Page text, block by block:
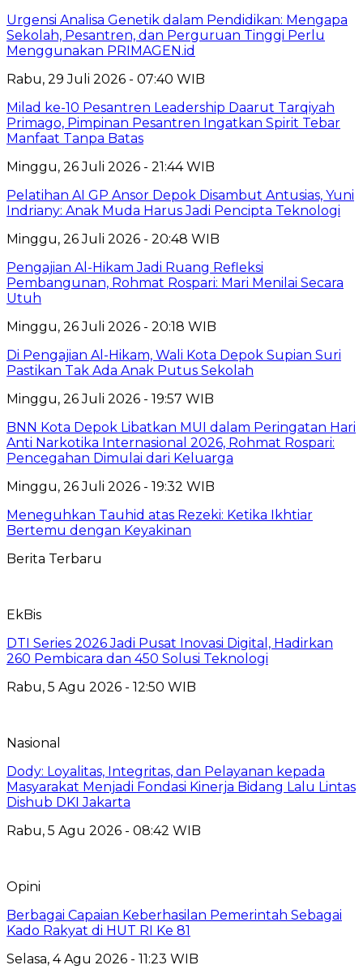
Urgensi Analisa Genetik dalam Pendidikan: Mengapa
Sekolah, Pesantren, dan Perguruan Tinggi Perlu
Menggunakan PRIMAGEN.id
Rabu, 29 Juli 2026 - 07:40 WIB
Milad ke-10 Pesantren Leadership Daarut Tarqiyah
Primago, Pimpinan Pesantren Ingatkan Spirit Tebar
Manfaat Tanpa Batas
Minggu, 26 Juli 2026 - 21:44 WIB
Pelatihan AI GP Ansor Depok Disambut Antusias, Yuni
Indriany: Anak Muda Harus Jadi Pencipta Teknologi
Minggu, 26 Juli 2026 - 20:48 WIB
Pengajian Al-Hikam Jadi Ruang Refleksi
Pembangunan, Rohmat Rospari: Mari Menilai Secara
Utuh
Minggu, 26 Juli 2026 - 20:18 WIB
Di Pengajian Al-Hikam, Wali Kota Depok Supian Suri
Pastikan Tak Ada Anak Putus Sekolah
Minggu, 26 Juli 2026 - 19:57 WIB
BNN Kota Depok Libatkan MUI dalam Peringatan Hari
Anti Narkotika Internasional 2026, Rohmat Rospari:
Pencegahan Dimulai dari Keluarga
Minggu, 26 Juli 2026 - 19:32 WIB
Meneguhkan Tauhid atas Rezeki: Ketika Ikhtiar
Bertemu dengan Keyakinan
Berita Terbaru
EkBis
DTI Series 2026 Jadi Pusat Inovasi Digital, Hadirkan
260 Pembicara dan 450 Solusi Teknologi
Rabu, 5 Agu 2026 - 12:50 WIB
Nasional
Dody: Loyalitas, Integritas, dan Pelayanan kepada
Masyarakat Menjadi Fondasi Kinerja Bidang Lalu Lintas
Dishub DKI Jakarta
Rabu, 5 Agu 2026 - 08:42 WIB
Opini
Berbagai Capaian Keberhasilan Pemerintah Sebagai
Kado Rakyat di HUT RI Ke 81
Selasa, 4 Agu 2026 - 11:23 WIB